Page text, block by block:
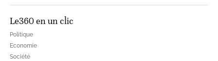
Le360 en un clic
Politique
Economie
Société